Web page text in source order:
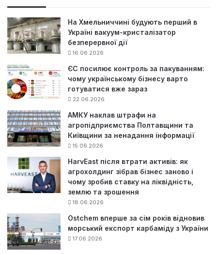
На Хмельниччині будують перший в
Україні вакуум-кристалізатор
безперервної дії
16.06.2026
ЄС посилює контроль за пакуванням:
чому українському бізнесу варто
готуватися вже зараз
22.06.2026
АМКУ наклав штрафи на
агропідприємства Полтавщини та
Київщини за ненадання інформації
15.06.2026
HarvEast після втрати активів: як
агрохолдинг зібрав бізнес заново і
чому зробив ставку на ліквідність,
землю та зрошення
18.06.2026
Ostchem вперше за сім років відновив
морський експорт карбаміду з України
17.06.2026